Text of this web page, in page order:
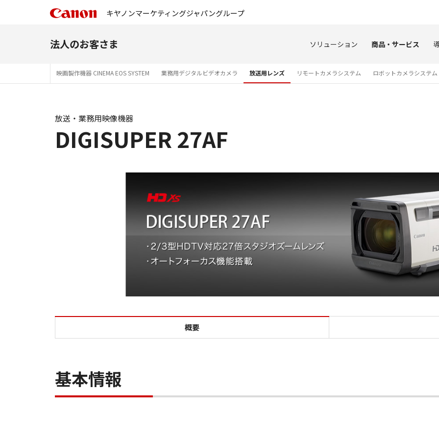
キヤノンマーケティングジャパングループ
法人のお客さま ソリューション 商品・サービス
映画製作機器 CINEMA EOS SYSTEM 業務用デジタルビデオカメラ 放送用レンズ リモートカメラシステム ロボットカメラシステム
DIGISUPER 27AF
放送・業務用映像機器
概要
基本情報